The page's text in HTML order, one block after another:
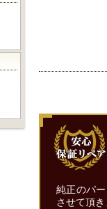
純正のパ
させて頂き